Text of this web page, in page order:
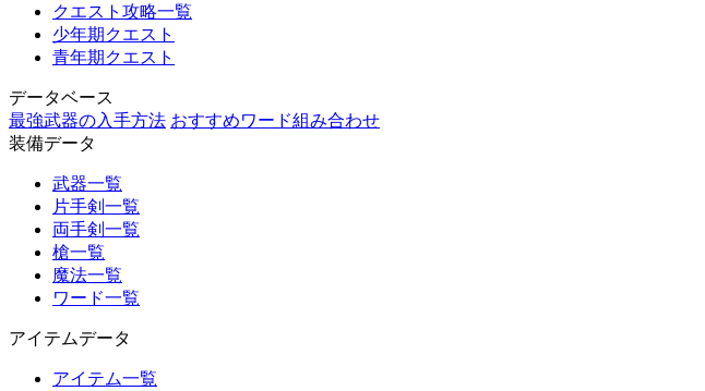
クエスト攻略一覧
少年期クエスト
青年期クエスト
データベース
最強武器の入手方法 おすすめワード組み合わせ
装備データ
武器一覧
片手剣一覧
両手剣一覧
槍一覧
魔法一覧
ワード一覧
アイテムデータ
アイテム一覧